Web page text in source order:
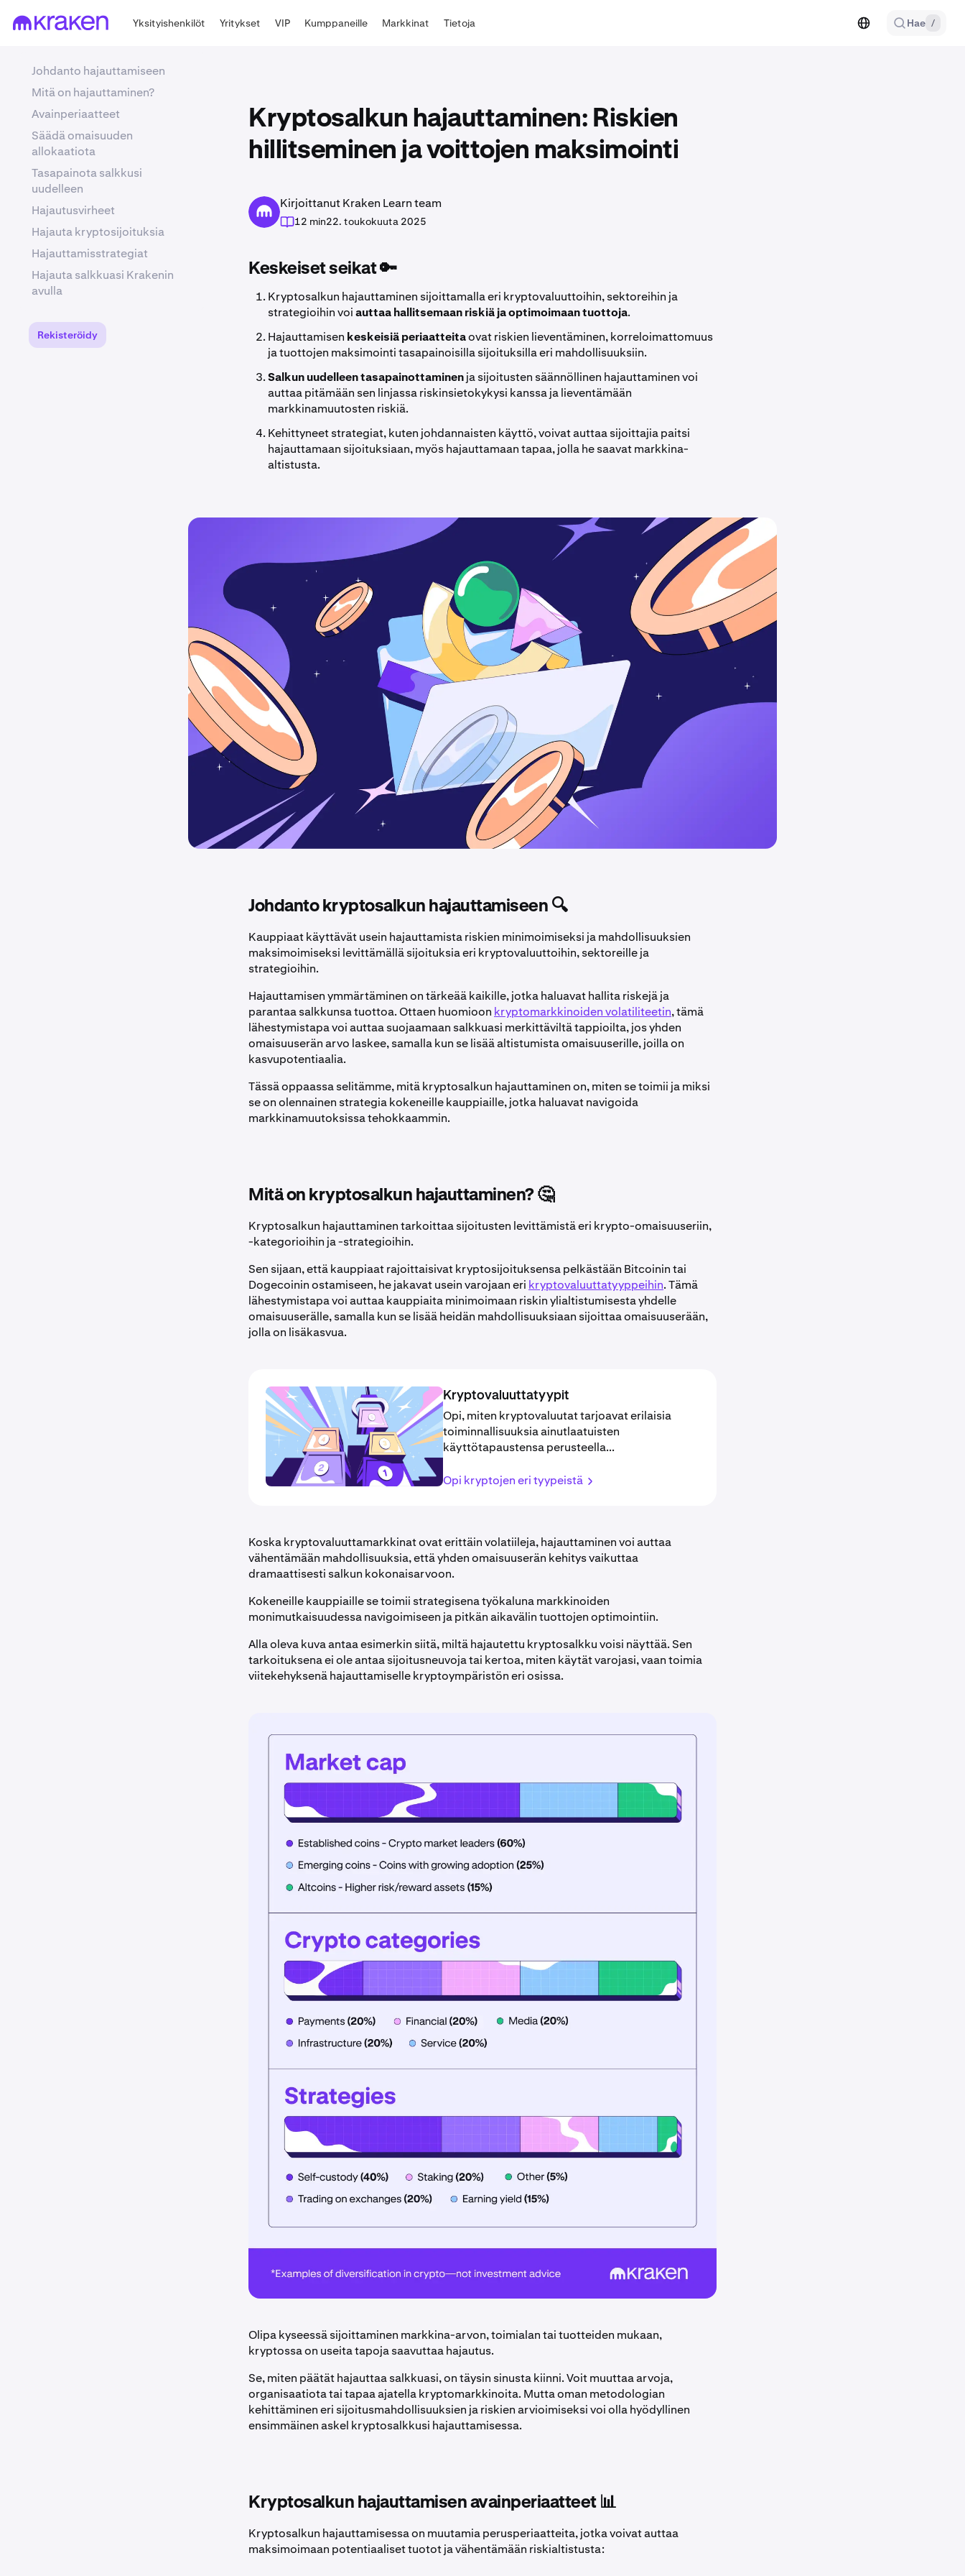
Yksityishenkilöt Yritykset VIP Kumppaneille Markkinat Tietoja Hae /
Kryptosalkun hajauttaminen: Riskien
hillitseminen ja voittojen maksimointi
Kirjoittanut Kraken Learn team
12 min22. toukokuuta 2025
Keskeiset seikat 🔑
Kryptosalkun hajauttaminen sijoittamalla eri kryptovaluuttoihin, sektoreihin ja
strategioihin voiauttaa hallitsemaan riskiä ja optimoimaan tuottoja.
Hajauttamisen keskeisiä periaatteitaovat riskien lieventäminen, korreloimattomuus
ja tuottojen maksimointi tasapainoisilla sijoituksilla eri mahdollisuuksiin.
Salkun uudelleen tasapainottaminenja sijoitusten säännöllinen hajauttaminen voi
auttaa pitämään sen linjassa riskinsietokykysi kanssa ja lieventämään
markkinamuutosten riskiä.
Kehittyneet strategiat, kuten johdannaisten käyttö, voivat auttaa sijoittajia paitsi
hajauttamaan sijoituksiaan, myös hajauttamaan tapaa, jolla he saavat markkina-
altistusta.
Johdanto kryptosalkun hajauttamiseen 🔍
Kauppiaat käyttävät usein hajauttamista riskien minimoimiseksi ja mahdollisuuksien
maksimoimiseksi levittämällä sijoituksia eri kryptovaluuttoihin, sektoreille ja
strategioihin.
Hajauttamisen ymmärtäminen on tärkeää kaikille, jotka haluavat hallita riskejä ja
parantaa salkkunsa tuottoa. Ottaen huomioon kryptomarkkinoiden volatiliteetin, tämä
lähestymistapa voi auttaa suojaamaan salkkuasi merkittäviltä tappioilta, jos yhden
omaisuuserän arvo laskee, samalla kun se lisää altistumista omaisuuserille, joilla on
kasvupotentiaalia.
Tässä oppaassa selitämme, mitä kryptosalkun hajauttaminen on, miten se toimii ja miksi
se on olennainen strategia kokeneille kauppiaille, jotka haluavat navigoida
markkinamuutoksissa tehokkaammin.
Mitä on kryptosalkun hajauttaminen? 🤔
Kryptosalkun hajauttaminen tarkoittaa sijoitusten levittämistä eri krypto-omaisuuseriin,
-kategorioihin ja -strategioihin.
Sen sijaan, että kauppiaat rajoittaisivat kryptosijoituksensa pelkästään Bitcoinin tai
Dogecoinin ostamiseen, he jakavat usein varojaan eri kryptovaluuttatyyppeihin. Tämä
lähestymistapa voi auttaa kauppiaita minimoimaan riskin ylialtistumisesta yhdelle
omaisuuserälle, samalla kun se lisää heidän mahdollisuuksiaan sijoittaa omaisuuserään,
jolla on lisäkasvua.
Kryptovaluuttatyypit
Opi, miten kryptovaluutat tarjoavat erilaisia
toiminnallisuuksia ainutlaatuisten
käyttötapaustensa perusteella...
Opi kryptojen eri tyypeistä
Koska kryptovaluuttamarkkinat ovat erittäin volatiileja, hajauttaminen voi auttaa
vähentämään mahdollisuuksia, että yhden omaisuuserän kehitys vaikuttaa
dramaattisesti salkun kokonaisarvoon.
Kokeneille kauppiaille se toimii strategisena työkaluna markkinoiden
monimutkaisuudessa navigoimiseen ja pitkän aikavälin tuottojen optimointiin.
Alla oleva kuva antaa esimerkin siitä, miltä hajautettu kryptosalkku voisi näyttää. Sen
tarkoituksena ei ole antaa sijoitusneuvoja tai kertoa, miten käytät varojasi, vaan toimia
viitekehyksenä hajauttamiselle kryptoympäristön eri osissa.
Olipa kyseessä sijoittaminen markkina-arvon, toimialan tai tuotteiden mukaan,
kryptossa on useita tapoja saavuttaa hajautus.
Se, miten päätät hajauttaa salkkuasi, on täysin sinusta kiinni. Voit muuttaa arvoja,
organisaatiota tai tapaa ajatella kryptomarkkinoita. Mutta oman metodologian
kehittäminen eri sijoitusmahdollisuuksien ja riskien arvioimiseksi voi olla hyödyllinen
ensimmäinen askel kryptosalkkusi hajauttamisessa.
Kryptosalkun hajauttamisen avainperiaatteet 📊
Kryptosalkun hajauttamisessa on muutamia perusperiaatteita, jotka voivat auttaa
maksimoimaan potentiaaliset tuotot ja vähentämään riskialtistusta:
Johdanto hajauttamiseen
Mitä on hajauttaminen?
Avainperiaatteet
Säädä omaisuuden
allokaatiota
Tasapainota salkkusi
uudelleen
Hajautusvirheet
Hajauta kryptosijoituksia
Hajauttamisstrategiat
Hajauta salkkuasi Krakenin
avulla
Rekisteröidy